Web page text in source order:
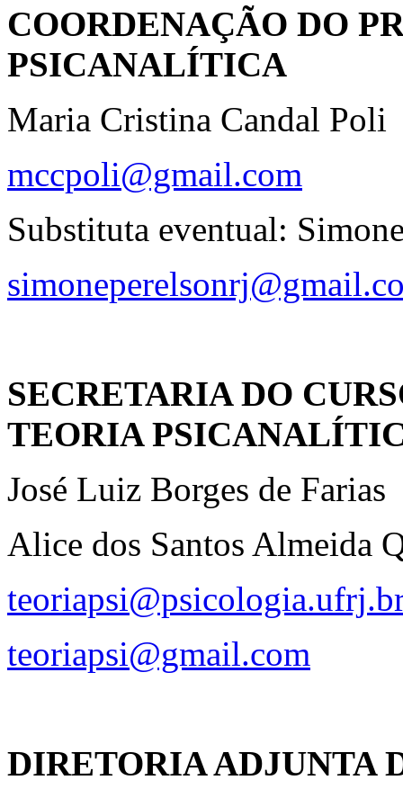
COORDENAÇÃO DO
PSICANALÍTICA
Maria Cristina Candal Poli
mccpoli@gmail.com
Substituta eventual:
SECRETARIA DO
TEORIA
José Luiz Borges de Farias
Alice dos Santos Almeida
teoriapsi@gmail.com
DIRETORIA ADJUNTA